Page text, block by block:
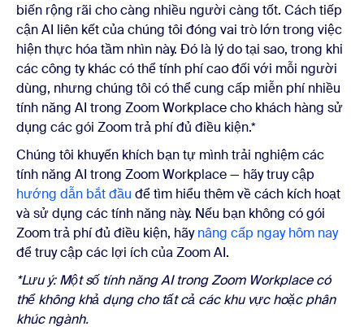
biến rộng rãi cho càng nhiều người càng tốt. Cách tiếp
cận AI liên kết của chúng tôi đóng vai trò lớn trong việc
hiện thực hóa tầm nhìn này. Đó là lý do tại sao, trong khi
các công ty khác có thể tính phí cao đối với mỗi người
dùng, nhưng chúng tôi có thể cung cấp miễn phí nhiều
tính năng AI trong Zoom Workplace cho khách hàng sử
dụng các gói Zoom trả phí đủ điều kiện.*
Chúng tôi khuyến khích bạn tự mình trải nghiệm các
tính năng AI trong Zoom Workplace — hãy truy cập
hướng dẫn bắt đầu để tìm hiểu thêm về cách kích hoạt
và sử dụng các tính năng này. Nếu bạn không có gói
Zoom trả phí đủ điều kiện, hãynâng cấp ngay hôm nay
để truy cập các lợi ích của Zoom AI.
*Lưu ý: Một số tính năng AI trong Zoom Workplace có
thể không khả dụng cho tất cả các khu vực hoặc phân
khúc ngành.